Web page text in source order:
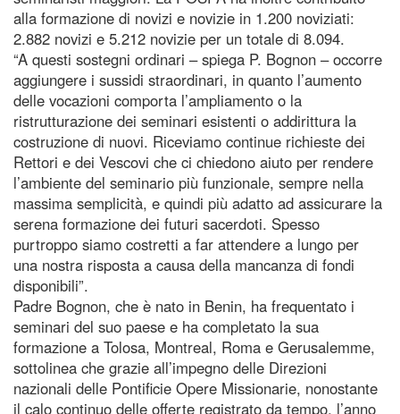
alla formazione di novizi e novizie in 1.200 noviziati:
2.882 novizi e 5.212 novizie per un totale di 8.094.
“A questi sostegni ordinari – spiega P. Bognon – occorre
aggiungere i sussidi straordinari, in quanto l’aumento
delle vocazioni comporta l’ampliamento o la
ristrutturazione dei seminari esistenti o addirittura la
costruzione di nuovi. Riceviamo continue richieste dei
Rettori e dei Vescovi che ci chiedono aiuto per rendere
l’ambiente del seminario più funzionale, sempre nella
massima semplicità, e quindi più adatto ad assicurare la
serena formazione dei futuri sacerdoti. Spesso
purtroppo siamo costretti a far attendere a lungo per
una nostra risposta a causa della mancanza di fondi
disponibili”.
Padre Bognon, che è nato in Benin, ha frequentato i
seminari del suo paese e ha completato la sua
formazione a Tolosa, Montreal, Roma e Gerusalemme,
sottolinea che grazie all’impegno delle Direzioni
nazionali delle Pontificie Opere Missionarie, nonostante
il calo continuo delle offerte registrato da tempo, l’anno